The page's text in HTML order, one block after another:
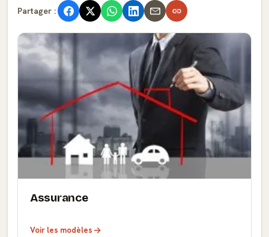
Partager :
Assurance
Voir les modèles